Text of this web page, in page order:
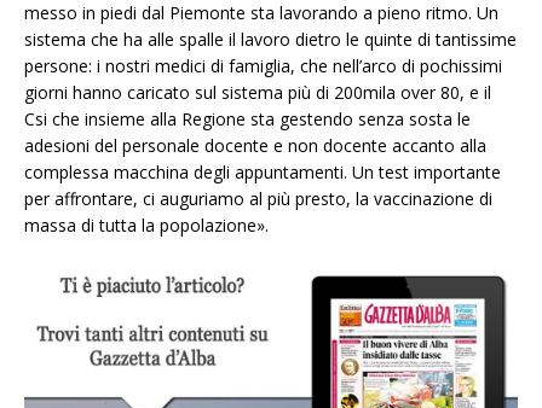
messo in piedi dal Piemonte sta lavorando a pieno ritmo. Un
sistema che ha alle spalle il lavoro dietro le quinte di tantissime
persone: i nostri medici di famiglia, che nell’arco di pochissimi
giorni hanno caricato sul sistema più di 200mila over 80, e il
Csi che insieme alla Regione sta gestendo senza sosta le
adesioni del personale docente e non docente accanto alla
complessa macchina degli appuntamenti. Un test importante
per affrontare, ci auguriamo al più presto, la vaccinazione di
massa di tutta la popolazione».